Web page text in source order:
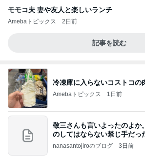
モモコ夫 妻や友人と楽しいランチ
Amebaトピックス 2日前
記事を読む
冷凍庫に入らないコストコの
Amebaトピックス 1日前
敬三さんも言いよったのよか
のしてはならない禁じ手だっ
のよ
nanasantojiroのブログ 3日前